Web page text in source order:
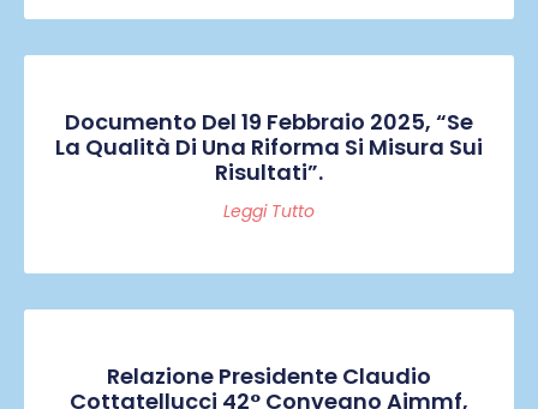
Documento Del 19 Febbraio 2025, “Se
La Qualità Di Una Riforma Si Misura Sui
Risultati”.
Leggi Tutto
Relazione Presidente Claudio
Cottatellucci 42° Convegno Aimmf,